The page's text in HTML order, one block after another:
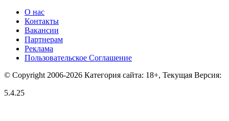
О нас
Контакты
Вакансии
Партнерам
Реклама
Пользовательское Соглашение
© Copyright 2006-2026 Категория сайта: 18+, Текущая Версия:
5.4.25